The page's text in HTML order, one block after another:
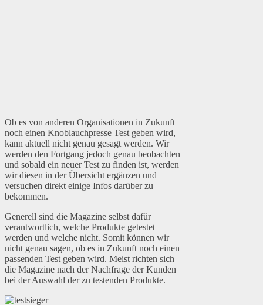
Ob es von anderen Organisationen in Zukunft
noch einen Knoblauchpresse Test geben wird,
kann aktuell nicht genau gesagt werden. Wir
werden den Fortgang jedoch genau beobachten
und sobald ein neuer Test zu finden ist, werden
wir diesen in der Übersicht ergänzen und
versuchen direkt einige Infos darüber zu
bekommen.
Generell sind die Magazine selbst dafür
verantwortlich, welche Produkte getestet
werden und welche nicht. Somit können wir
nicht genau sagen, ob es in Zukunft noch einen
passenden Test geben wird. Meist richten sich
die Magazine nach der Nachfrage der Kunden
bei der Auswahl der zu testenden Produkte.